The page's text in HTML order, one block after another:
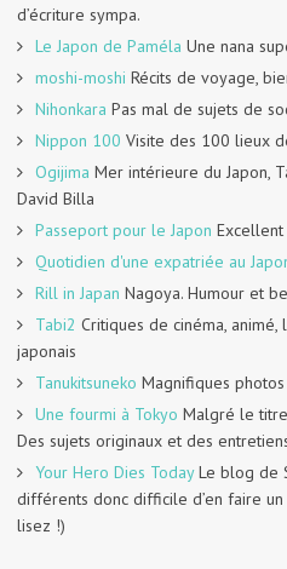
d’écriture sympa.
Le Japon de Paméla Une nana
moshi-moshi Récits de voyage,
Nihonkara Pas mal de sujets de
Nippon 100 Visite des 100 lieux
Ogijima Mer intérieure du Japon,
David Billa
Passeport pour le Japon
Quotidien d'une expatriée au
Rill in Japan Nagoya. Humour et
Tabi2 Critiques de cinéma,
japonais
Tanukitsuneko Magnifiques photos
Une fourmi à Tokyo Malgré le
Des sujets originaux et des
Your Hero Dies TodayLe blog de
différents donc difficile d’en faire un
lisez !)